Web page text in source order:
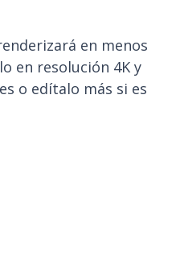
en menos
en resolución 4K y
o edítalo más si es